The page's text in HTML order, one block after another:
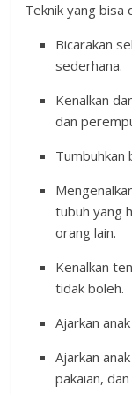
Teknik yang bisa
Bicarakan
sederhana.
Kenalkan
dan
Tumbuhkan
tubuh yang
orang lain.
Kenalkan
tidak boleh.
Ajarkan
Ajarkan
pakaian,